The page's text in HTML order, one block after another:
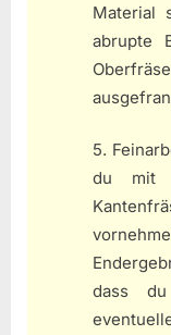
Material
abrupte
5.
du mit
dass